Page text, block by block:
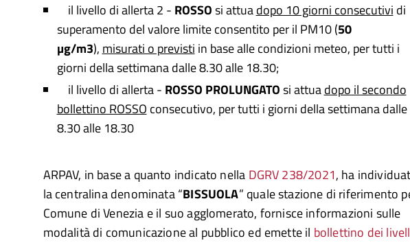
il livello di allerta 2 - ROSSOsi attua dopo 10 giorni consecutivi di
superamento del valore limite consentito per il PM10 (50
µg/m3), misurati o previsti in base alle condizioni meteo, per tutti i
giorni della settimana dalle 8.30 alle 18.30;
il livello di allerta - ROSSO PROLUNGATOsi attuadopo il secondo
bollettino ROSSO consecutivo, per tutti i giorni della settimana dalle
8.30 alle 18.30
ARPAV, in base a quanto indicato nella DGRV 238/2021, ha
la centralina denominata “BISSUOLA” quale stazione di riferimento
Comune di Venezia e il suo agglomerato, fornisce informazioni sulle
modalità di comunicazione al pubblico ed emette il bollettino dei